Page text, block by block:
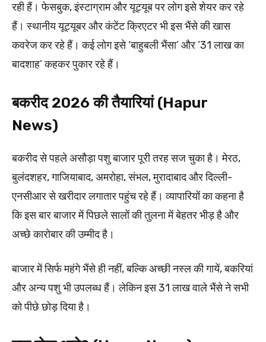
रही हैं। फेसबुक, इंस्टाग्राम और यूट्यूब पर लोग इसे शेयर कर रहे
हैं। स्थानीय यूट्यूबर और कंटेंट क्रिएटर भी इस भैंसे की खास
कवरेज कर रहे हैं। कई लोग इसे ‘बाहुबली भैंसा’ और ’31 लाख का
बादशाह’ कहकर पुकार रहे हैं।
बकरीद 2026 की तैयारियां (Hapur
News)
बकरीद से पहले असौड़ा पशु बाजार पूरी तरह सज चुका है। मेरठ,
बुलंदशहर, गाजियाबाद, अमरोहा, संभल, मुरादाबाद और दिल्ली-
एनसीआर से खरीदार लगातार पहुंच रहे हैं। व्यापारियों का कहना है
कि इस बार बाजार में पिछले सालों की तुलना में बेहतर भीड़ है और
अच्छे कारोबार की उम्मीद है।
बाजार में सिर्फ महंगे भैंसे ही नहीं, बल्कि अच्छी नस्ल की गायें, बकरियां
और अन्य पशु भी उपलब्ध हैं। लेकिन इस 31 लाख वाले भैंसे ने सभी
को पीछे छोड़ दिया है।